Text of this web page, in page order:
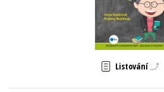
Zahraniční literatura
Všechny tituly
Listování